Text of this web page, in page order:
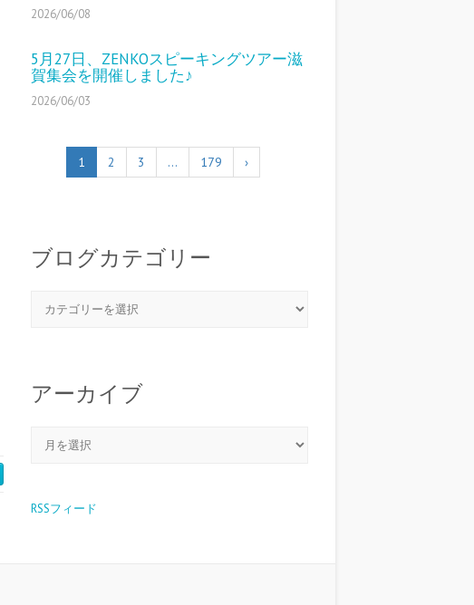
2026/06/08
5月27日、ZENKOスピーキングツアー滋
賀集会を開催しました♪
2026/06/03
1 2 3 … 179 ›
ブログカテゴリー
アーカイブ
RSSフィード